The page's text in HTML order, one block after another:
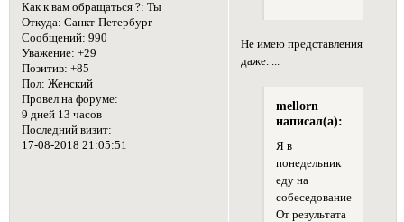
Как к вам обращаться ?: Ты
Откуда: Санкт-Петербург
Сообщений: 990
Уважение: +29
Позитив: +85
Пол: Женский
Провел на форуме:
9 дней 13 часов
Последний визит:
17-08-2018 21:05:51
Не имею представления
даже. ...
mellorn
написал(а):
Я в
понедельник
еду на
собеседование.
От результата